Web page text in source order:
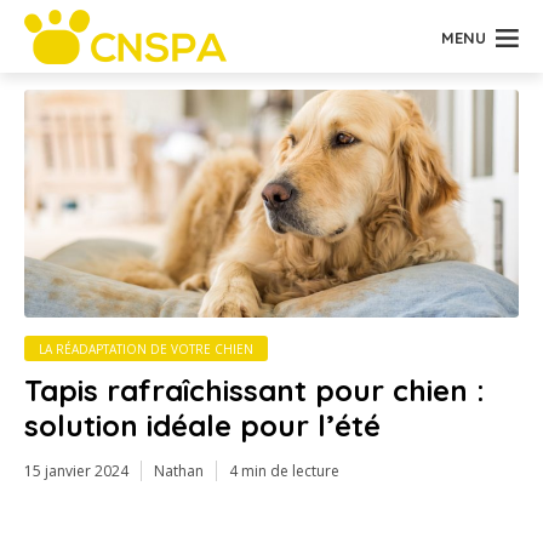
MENU
LA RÉADAPTATION DE VOTRE CHIEN
Tapis rafraîchissant pour chien :
solution idéale pour l’été
15 janvier 2024 Nathan 4 min de lecture